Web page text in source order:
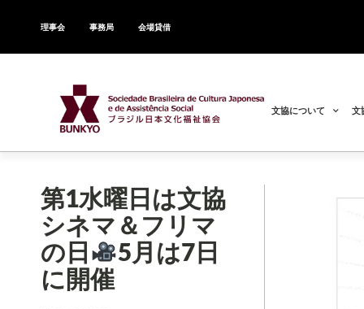
理事会 事務局 会場貸借
文協について 文
第1水曜日は文協
シネマ＆フリマ
の日
5月は7日
に開催